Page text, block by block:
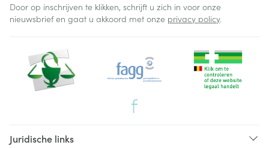
Door op inschrijven te klikken, schrijft u zich in voor onze
nieuwsbrief en gaat u akkoord met onze privacy policy.
Juridische links